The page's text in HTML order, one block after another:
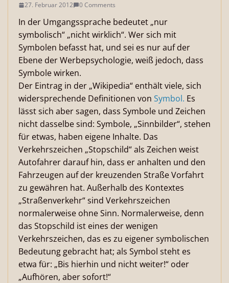
27. Februar 2012 0 Comments
In der Umgangssprache bedeutet „nur
symbolisch“ „nicht wirklich“. Wer sich mit
Symbolen befasst hat, und sei es nur auf der
Ebene der Werbepsychologie, weiß jedoch, dass
Symbole wirken.
Der Eintrag in der „Wikipedia“ enthält viele, sich
widersprechende Definitionen von Symbol. Es
lässt sich aber sagen, dass Symbole und Zeichen
nicht dasselbe sind: Symbole, „Sinnbilder“, stehen
für etwas, haben eigene Inhalte. Das
Verkehrszeichen „Stopschild“ als Zeichen weist
Autofahrer darauf hin, dass er anhalten und den
Fahrzeugen auf der kreuzenden Straße Vorfahrt
zu gewähren hat. Außerhalb des Kontextes
„Straßenverkehr“ sind Verkehrszeichen
normalerweise ohne Sinn. Normalerweise, denn
das Stopschild ist eines der wenigen
Verkehrszeichen, das es zu eigener symbolischen
Bedeutung gebracht hat; als Symbol steht es
etwa für: „Bis hierhin und nicht weiter!“ oder
„Aufhören, aber sofort!“